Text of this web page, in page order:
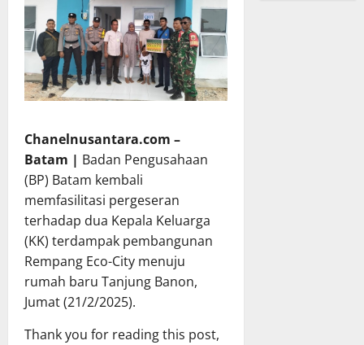
Chanelnusantara.com –
Batam | Badan Pengusahaan
(BP) Batam kembali
memfasilitasi pergeseran
terhadap dua Kepala Keluarga
(KK) terdampak pembangunan
Rempang Eco-City menuju
rumah baru Tanjung Banon,
Jumat (21/2/2025).
Thank you for reading this post,